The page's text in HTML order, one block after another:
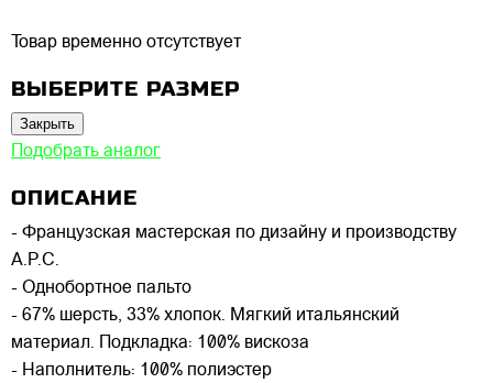
Товар временно отсутствует
ВЫБЕРИТЕ РАЗМЕР
Закрыть
Подобрать аналог
ОПИСАНИЕ
- Французская мастерская по дизайну и производству
A.P.C.
- Однобортное пальто
- 67% шерсть, 33% хлопок. Мягкий итальянский
материал. Подкладка: 100% вискоза
- Наполнитель: 100% полиэстер